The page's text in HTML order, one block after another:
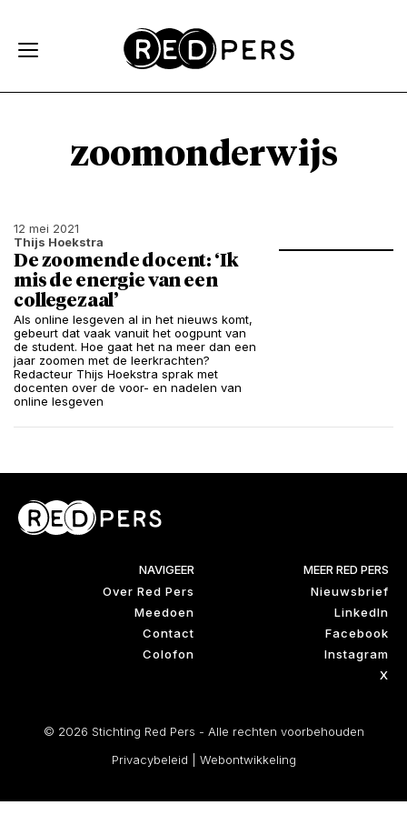
zoomonderwijs
12 mei 2021
Thijs Hoekstra
De zoomende docent: ‘Ik
mis de energie van een
collegezaal’
Als online lesgeven al in het nieuws komt,
gebeurt dat vaak vanuit het oogpunt van
de student. Hoe gaat het na meer dan een
jaar zoomen met de leerkrachten?
Redacteur Thijs Hoekstra sprak met
docenten over de voor- en nadelen van
online lesgeven
NAVIGEER
Over Red Pers
Meedoen
Contact
Colofon
MEER RED PERS
Nieuwsbrief
LinkedIn
Facebook
Instagram
X
© 2026 Stichting Red Pers - Alle rechten voorbehouden
Privacybeleid
Webontwikkeling